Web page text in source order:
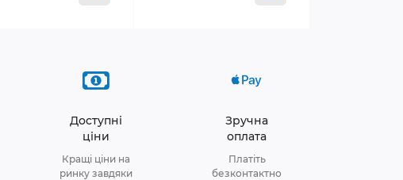
Доступні
ціни
Кращі ціни на
ринку завдяки
Зручна
оплата
Платіть
безконтактно